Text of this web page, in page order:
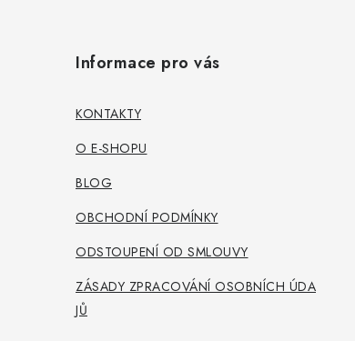
Informace pro vás
KONTAKTY
O E-SHOPU
BLOG
OBCHODNÍ PODMÍNKY
ODSTOUPENÍ OD SMLOUVY
ZÁSADY ZPRACOVÁNÍ OSOBNÍCH ÚDA
JŮ